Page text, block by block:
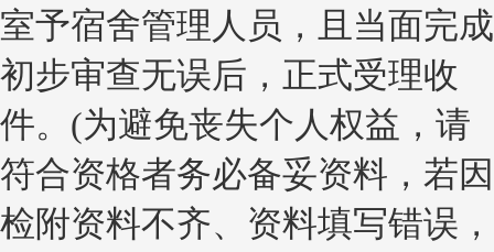
室予宿舍管理人员，且当面完成
初步审查无误后，正式受理收
件。(为避免丧失个人权益，请
符合资格者务必备妥资料，若因
检附资料不齐、资料填写错误，